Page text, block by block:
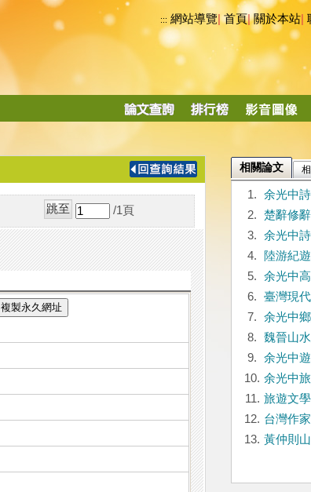
::: 網站導覽|首頁|關於本站
導
/1 頁
複製永久網址
相關論文
1.
余光中
2.
楚辭修
3.
余光中
4.
陸游紀
5.
余光中
6.
臺灣現
7.
余光中
8.
魏晉山
9.
余光中
10. 余光中
11. 旅遊文
12. 台灣作
13. 黃仲則